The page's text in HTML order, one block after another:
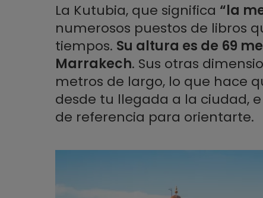
Ubicación de la Mezquita Kutubía
Horario
Cómo llegar a la Mezquita Kutubía
Bus
La Kutubia, que significa “la
numerosos puestos de libros
tiempos. Su altura es de 69
Marrakech. Sus otras
metros de largo, lo que hace
desde tu llegada a la ciudad,
de referencia para orientarte.